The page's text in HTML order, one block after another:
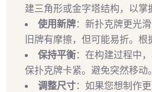
建三角形或金字塔结构，以掌
使用新牌：新扑克牌更光
旧牌有摩擦，但可能易折。根
保持平衡：在构建过程中
保扑克牌卡紧。避免突然移动。
调整尺寸：如果您想制作